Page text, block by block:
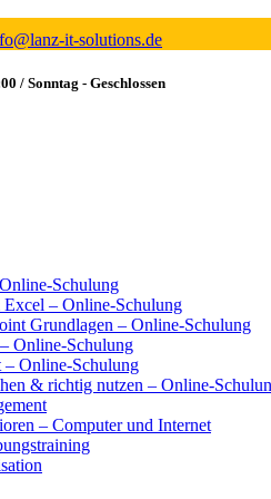
it-solutions.de
/ Sonntag - Geschlossen
Schulung
– Online-Schulung
Grundlagen – Online-Schulung
Online-Schulung
Online-Schulung
& richtig nutzen – Online-
– Computer und Internet